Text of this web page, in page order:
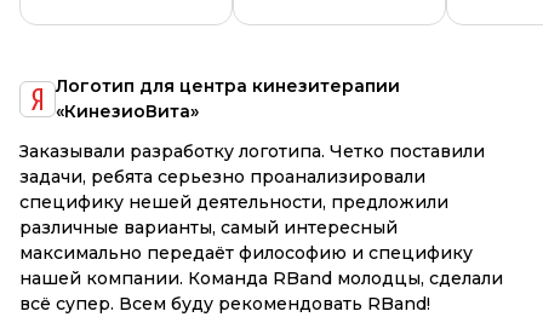
Логотип для центра кинезитерапии
«КинезиоВита»
Заказывали разработку логотипа. Четко поставили
задачи, ребята серьезно проанализировали
специфику нешей деятельности, предложили
различные варианты, самый интересный
максимально передаёт философию и специфику
нашей компании. Команда RBand молодцы, сделали
всё супер. Всем буду рекомендовать RBand!